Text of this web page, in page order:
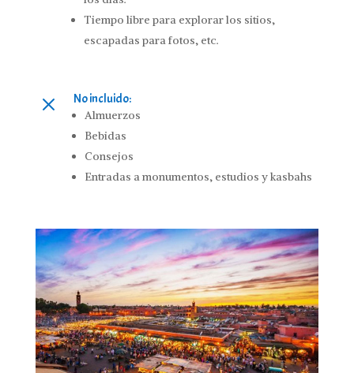
Tiempo libre para explorar los sitios,
escapadas para fotos, etc.
M No incluido:
Almuerzos
Bebidas
Consejos
Entradas a monumentos, estudios y kasbahs